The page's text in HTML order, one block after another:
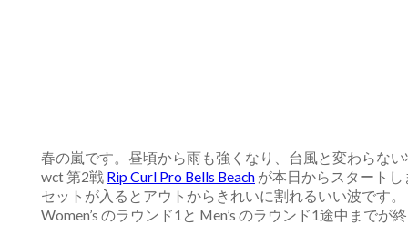
春の嵐です。昼頃から雨も強くなり、台風と変わらな
wct 第2戦 Rip Curl Pro Bells Beach が本日からスタートし
セットが入るとアウトからきれいに割れるいい波です。
Women’s のラウンド1と Men’s のラウンド1途中までが